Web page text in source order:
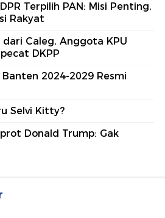
Terpilih PAN: Misi Penting,
Rakyat
Caleg, Anggota KPU
DKPP
2024-2029 Resmi
Selvi Kitty?
Donald Trump: Gak